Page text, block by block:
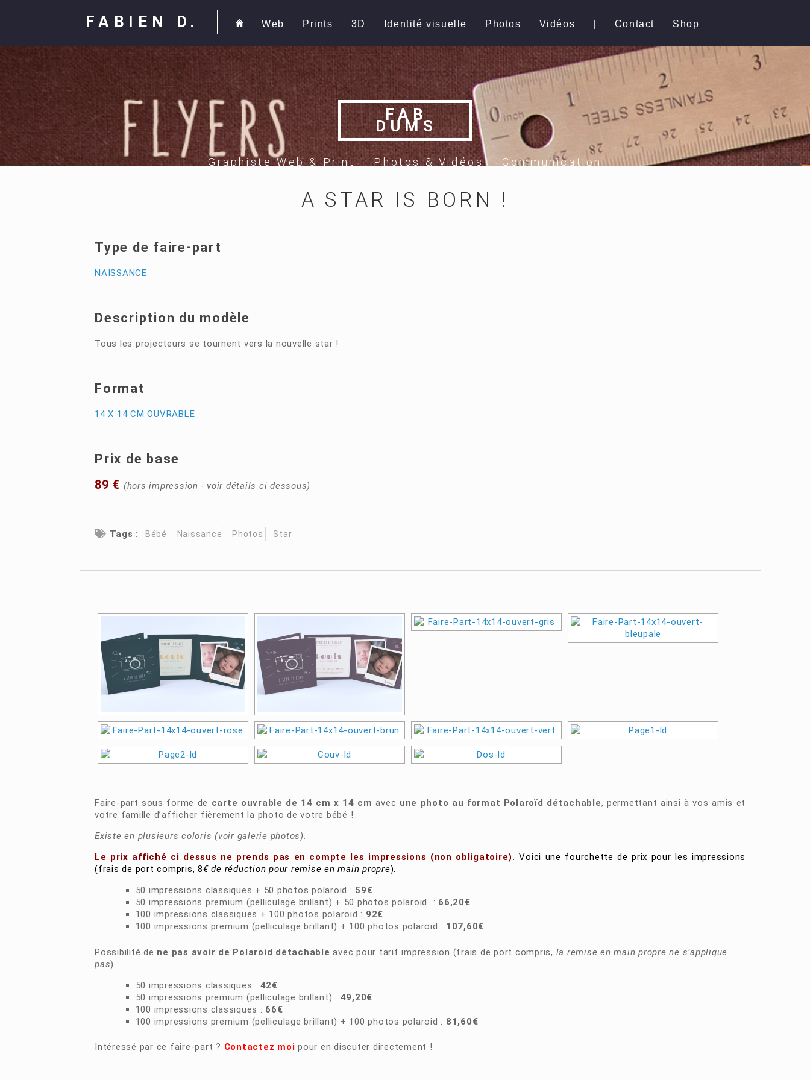
FABIEN D. Web Prints 3D Identité visuelle Photos Vidéos Contact Shop
FAB
DUMS
Graphiste Web & Print – Photos & Vidéos – Communication
A STAR IS BORN !
Type de faire-part
NAISSANCE
Description du modèle
Tous les projecteurs se tournent vers la nouvelle star !
Format
14 X 14 CM OUVRABLE
Prix de base
89 € (hors impression - voir détails ci dessous)
Tags : Bébé Naissance Photos Star
Faire-part sous forme de carte ouvrable de 14 cm x 14 cm avec une photo au format Polaroïd détachable, permettant ainsi à vos amis et
votre famille d’afficher fièrement la photo de votre bébé !
Existe en plusieurs coloris (voir galerie photos).
Le prix affiché ci dessus ne prends pas en compte les impressions (non obligatoire).Voici une fourchette de prix pour les impressions
(frais de port compris, 8€ de réduction pour remise en main propre).
50 impressions classiques + 50 photos polaroid : 59€
50 impressions premium (pelliculage brillant) + 50 photos polaroid : 66,20€
100 impressions classiques + 100 photos polaroid : 92€
100 impressions premium (pelliculage brillant) + 100 photos polaroid : 107,60€
Possibilité de ne pas avoir de Polaroid détachable avec pour tarif impression (frais de port compris, la remise en main propre ne s’applique
pas) :
50 impressions classiques : 42€
50 impressions premium (pelliculage brillant) : 49,20€
100 impressions classiques : 66€
100 impressions premium (pelliculage brillant) + 100 photos polaroid : 81,60€
Intéressé par ce faire-part ? Contactez moi pour en discuter directement !